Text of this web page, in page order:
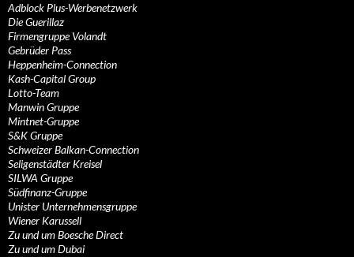
Adblock Plus-Werbenetzwerk
Die Guerillaz
Firmengruppe Volandt
Gebrüder Pass
Heppenheim-Connection
Kash-Capital Group
Lotto-Team
Manwin Gruppe
Mintnet-Gruppe
S&K Gruppe
Schweizer Balkan-Connection
Seligenstädter Kreisel
SILWA Gruppe
Südfinanz-Gruppe
Unister Unternehmensgruppe
Wiener Karussell
Zu und um Boesche Direct
Zu und um Dubai